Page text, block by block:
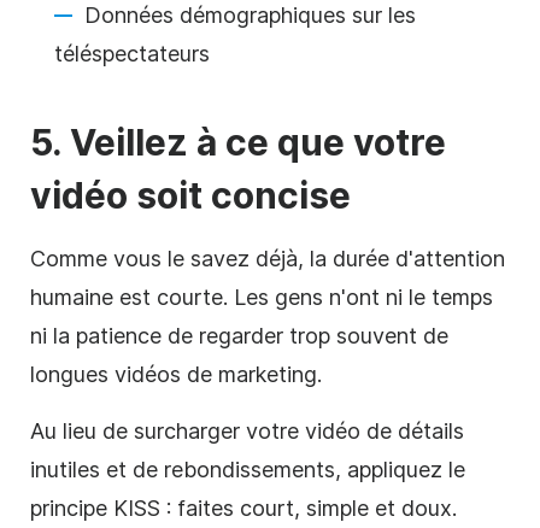
Données démographiques sur les
téléspectateurs
5. Veillez à ce que votre
vidéo soit concise
Comme vous le savez déjà, la durée d'attention
humaine est courte. Les gens n'ont ni le temps
ni la patience de regarder trop souvent de
longues vidéos de marketing.
Au lieu de surcharger votre vidéo de détails
inutiles et de rebondissements, appliquez le
principe KISS : faites court, simple et doux.